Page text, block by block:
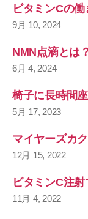
ビタミンCの
9月 10, 2024
NMN点滴とは
6月 4, 2024
椅子に長時間
5月 17, 2023
マイヤーズカ
12月 15, 2022
ビタミンC注
11月 4, 2022